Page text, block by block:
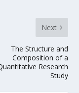
Next
The Structure and
Composition of a
Research
Study